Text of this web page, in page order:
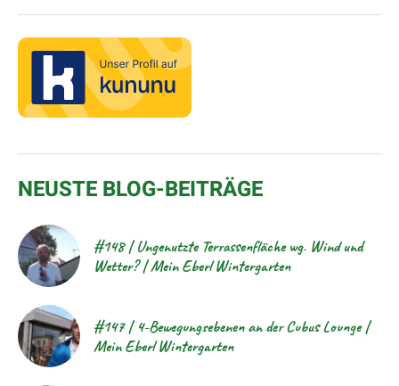
NEUSTE BLOG-BEITRÄGE
#148 | Ungenutzte Terrassenfläche wg. Wind und
Wetter? | Mein Eberl Wintergarten
#147 | 4-Bewegungsebenen an der Cubus Lounge |
Mein Eberl Wintergarten